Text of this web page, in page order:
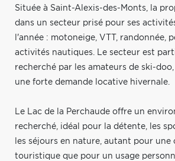
Située à Saint-Alexis-des-Monts, la
dans un secteur prisé pour ses
l'année : motoneige, VTT, randonnée,
activités nautiques. Le secteur est
recherché par les amateurs de ski-
une forte demande locative hivernale.
Le Lac de la Perchaude offre un
recherché, idéal pour la détente, les
les séjours en nature, autant pour une
touristique que pour un usage